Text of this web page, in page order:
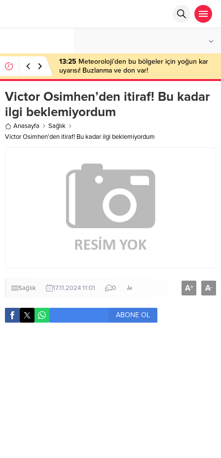
13:25 Meteoroloji’den bu bölgeler için yoğun kar
uyarısı! Buzlanma ve don var!
Victor Osimhen’den itiraf! Bu kadar
ilgi beklemiyordum
Anasayfa
Sağlık
Victor Osimhen’den itiraf! Bu kadar ilgi beklemiyordum
Sağlık 17.11.2024 11:01 0 A+ A-
ABONE OL